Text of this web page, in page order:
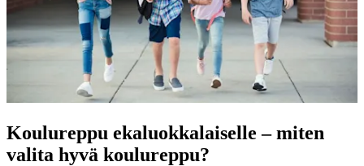
Koulureppu ekaluokkalaiselle – miten
valita hyvä koulureppu?